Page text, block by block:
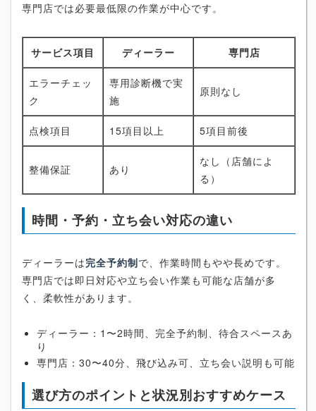
専門店では必要最低限の作業が中心です。
サービス項目 ディーラー 専門店
エラーチェッ
ク
専用診断機で実
施
原則なし
点検項目 15項目以上 5項目前後
整備保証 あり
なし（店舗によ
る）
時間・予約・立ち会い対応の違い
ディーラーは完全予約制で、作業時間もやや長めです。
専門店では即日対応や立ち会い作業も可能な店舗が多
く、柔軟性があります。
ディーラー：1〜2時間、完全予約制、待合スペースあ
り
専門店：30〜40分、飛び込み可、立ち会い説明も可能
選び方のポイントと状況別おすすめケース